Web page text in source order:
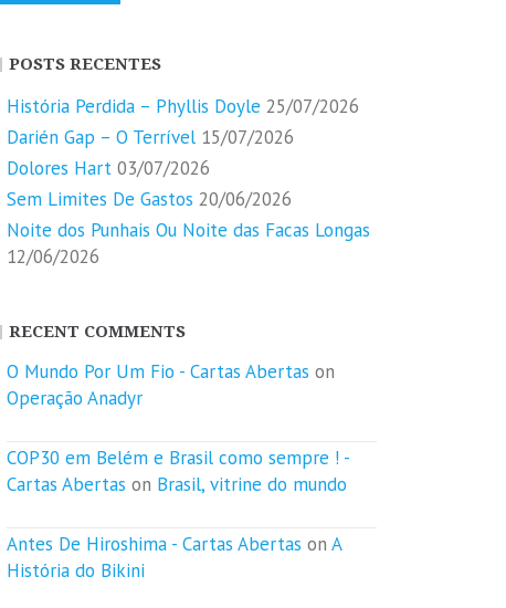
POSTS RECENTES
História Perdida – Phyllis Doyle 25/07/2026
Darién Gap – O Terrível 15/07/2026
Dolores Hart 03/07/2026
Sem Limites De Gastos 20/06/2026
Noite dos Punhais Ou Noite das Facas Longas
12/06/2026
RECENT COMMENTS
O Mundo Por Um Fio - Cartas Abertas on
Operação Anadyr
COP30 em Belém e Brasil como sempre ! -
Cartas Abertas on Brasil, vitrine do mundo
Antes De Hiroshima - Cartas Abertas on A
História do Bikini